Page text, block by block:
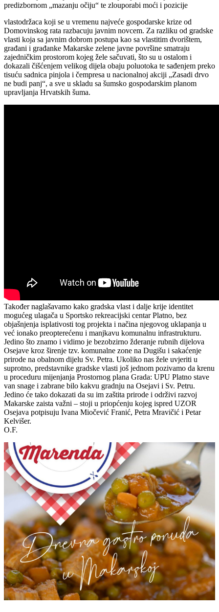
predizbornom „mazanju očiju“ te zlouporabi moći i pozicije
vlastodržaca koji se u vremenu najveće gospodarske krize od
Domovinskog rata razbacuju javnim novcem. Za razliku od gradske
vlasti koja sa javnim dobrom postupa kao sa vlastitim dvorištem,
građani i građanke Makarske zelene javne površine smatraju
zajedničkim prostorom kojeg žele sačuvati, što su u ostalom i
dokazali čišćenjem velikog dijela obaju poluotoka te sađenjem preko
tisuću sadnica pinjola i čempresa u nacionalnoj akciji „Zasadi drvo
ne budi panj“, a sve u skladu sa šumsko gospodarskim planom
upravljanja Hrvatskih šuma.
Također naglašavamo kako gradska vlast i dalje krije identitet
mogućeg ulagača u Sportsko rekreacijski centar Platno, bez
objašnjenja isplativosti tog projekta i načina njegovog uklapanja u
već ionako preopterećenu i manjkavu komunalnu infrastrukturu.
Jedino što znamo i vidimo je bezobzirno žderanje rubnih dijelova
Osejave kroz širenje tzv. komunalne zone na Dugišu i sakaćenje
prirode na obalnom dijelu Sv. Petra. Ukoliko nas žele uvjeriti u
suprotno, predstavnike gradske vlasti još jednom pozivamo da krenu
u proceduru mijenjanja Prostornog plana Grada: UPU Platno stave
van snage i zabrane bilo kakvu gradnju na Osejavi i Sv. Petru.
Jedino će tako dokazati da su im zaštita prirode i održivi razvoj
Makarske zaista važni – stoji u priopćenju kojeg ispred UZOR
Osejava potpisuju Ivana Miočević Franić, Petra Mravičić i Petar
Kelvišer.
O.F.